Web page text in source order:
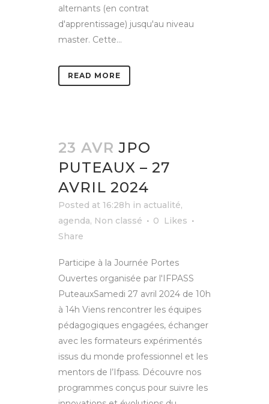
alternants (en contrat
d'apprentissage) jusqu'au niveau
master. Cette...
READ MORE
23 AVR JPO
PUTEAUX – 27
AVRIL 2024
Posted at 16:28h in actualité,
agenda, Non classé 0
Likes
Share
Participe à la Journée Portes
Ouvertes organisée par l'IFPASS
PuteauxSamedi 27 avril 2024 de 10h
à 14h Viens rencontrer les équipes
pédagogiques engagées, échanger
avec les formateurs expérimentés
issus du monde professionnel et les
mentors de l’Ifpass. Découvre nos
programmes conçus pour suivre les